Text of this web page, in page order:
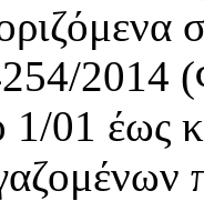
2014
1/01 έως